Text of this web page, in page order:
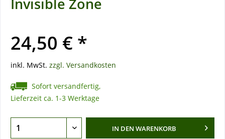
24,50 € *
inkl. MwSt. zzgl. Versandkosten
Sofort versandfertig,
Lieferzeit ca. 1-3 Werktage
IN DEN WARENKORB